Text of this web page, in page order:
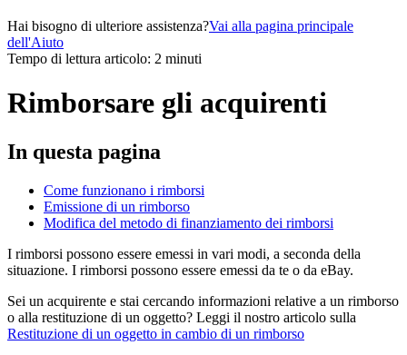
Hai bisogno di ulteriore assistenza?Vai alla pagina principale
dell'Aiuto
Tempo di lettura articolo: 2 minuti
Rimborsare gli acquirenti
In questa pagina
Come funzionano i rimborsi
Emissione di un rimborso
Modifica del metodo di finanziamento dei rimborsi
I rimborsi possono essere emessi in vari modi, a seconda della
situazione. I rimborsi possono essere emessi da te o da eBay.
Sei un acquirente e stai cercando informazioni relative a un rimborso
o alla restituzione di un oggetto? Leggi il nostro articolo sulla
Restituzione di un oggetto in cambio di un rimborso